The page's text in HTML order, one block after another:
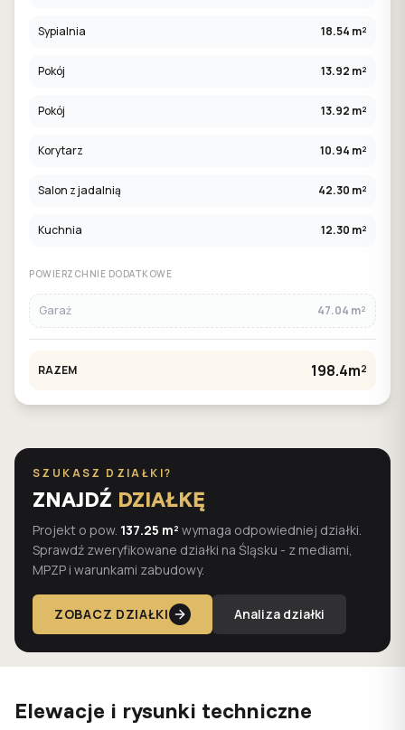
Sypialnia 18.54 m²
Pokój 13.92 m²
Pokój 13.92 m²
Korytarz 10.94 m²
Salon z jadalnią 42.30 m²
Kuchnia 12.30 m²
POWIERZCHNIE DODATKOWE
Garaż 47.04 m²
RAZEM 198.4m²
SZUKASZ DZIAŁKI?
ZNAJDŹ DZIAŁKĘ
Projekt o pow. 137.25 m² wymaga odpowiedniej działki.
Sprawdź zweryfikowane działki na Śląsku - z mediami,
MPZP i warunkami zabudowy.
ZOBACZ DZIAŁKI Analiza działki
Elewacje i rysunki techniczne